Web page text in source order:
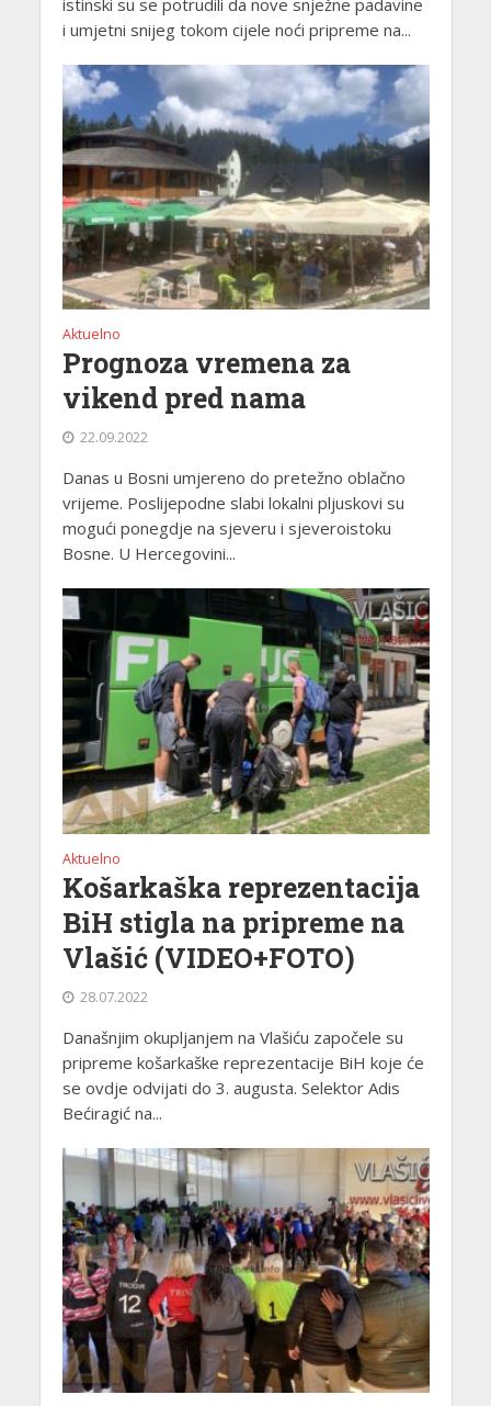
i umjetni snijeg tokom cijele noći pripreme na...
Aktuelno
Prognoza vremena za
vikend pred nama
22.09.2022
Danas u Bosni umjereno do pretežno oblačno
vrijeme. Poslijepodne slabi lokalni pljuskovi su
mogući ponegdje na sjeveru i sjeveroistoku
Bosne. U Hercegovini...
Aktuelno
Košarkaška reprezentacija
BiH stigla na pripreme na
Vlašić (VIDEO+FOTO)
28.07.2022
Današnjim okupljanjem na Vlašiću započele su
pripreme košarkaške reprezentacije BiH koje će
se ovdje odvijati do 3. augusta. Selektor Adis
Bećiragić na...